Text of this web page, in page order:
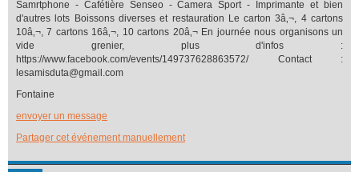
Samrtphone - Cafétière Senseo - Camera Sport - Imprimante et bien
d'autres lots Boissons diverses et restauration Le carton 3â‚¬, 4 cartons
10â‚¬, 7 cartons 16â‚¬, 10 cartons 20â‚¬ En journée nous organisons un
vide grenier, plus d'infos :
https://www.facebook.com/events/149737628863572/ Contact :
lesamisduta@gmail.com
Fontaine
envoyer un message
Partager cet événement manuellement